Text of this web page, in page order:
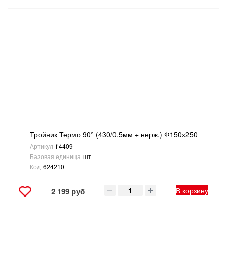
Тройник Термо 90° (430/0,5мм + нерж.) Ф150х250
Артикул f 4409
Базовая единица шт
Код 624210
2 199 руб В корзину